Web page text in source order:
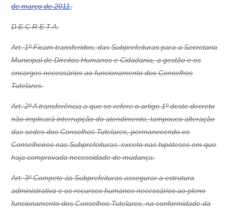
de março de 2011,
D E C R E T A:
Art. 1º Ficam transferidos, das Subprefeituras para a Secretaria
Municipal de Direitos Humanos e Cidadania, a gestão e os
encargos necessários ao funcionamento dos Conselhos
Tutelares.
Art. 2º A transferência a que se refere o artigo 1º deste decreto
não implicará interrupção do atendimento, tampouco alteração
das sedes dos Conselhos Tutelares, permanecendo os
Conselheiros nas Subprefeituras, exceto nas hipóteses em que
haja comprovada necessidade de mudança.
Art. 3º Compete às Subprefeituras assegurar a estrutura
administrativa e os recursos humanos necessários ao pleno
funcionamento dos Conselhos Tutelares, na conformidade da